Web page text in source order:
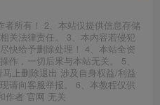
者所有！ 2、本站仅提供信息存储
关法律责任。 3、本内容若侵犯
快给予删除处理！ 4、本站全资
作，一切后果与本站无关。 5、
上删除退出 涉及自身权益/利益
请向客服举报。 6、本教程仅供
作者 官网 无关